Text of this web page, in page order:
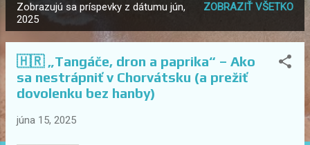
r
Zobrazujú sa príspevky z dátumu jún,
2025
ZOBRAZIŤ VŠETKO
🇭🇷 „Tangáče, dron a paprika“ – Ako
sa nestrápniť v Chorvátsku (a prežiť
dovolenku bez hanby)
júna 15, 2025